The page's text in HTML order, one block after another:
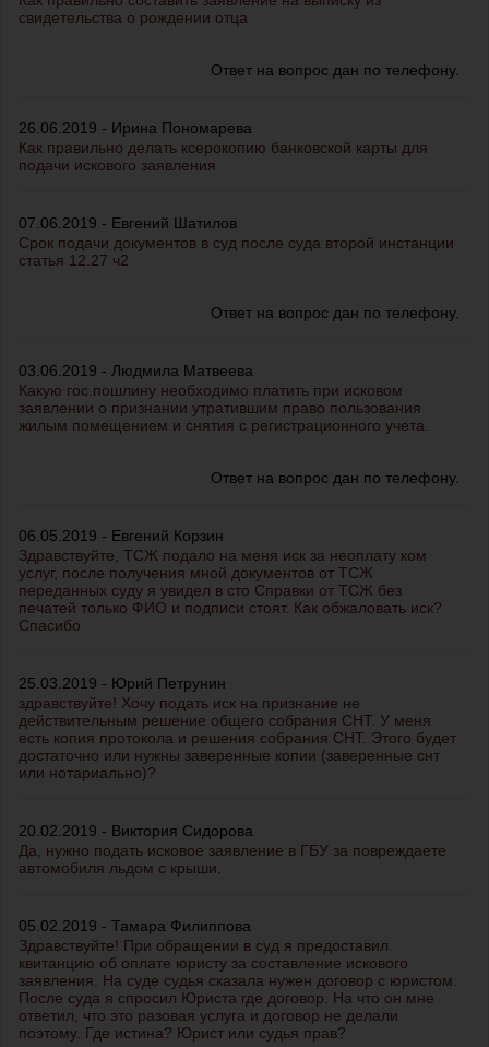
свидетельства о рождении отца
Ответ на вопрос дан по телефону.
26.06.2019 - Ирина Пономарева
Как правильно делать ксерокопию банковской карты для
подачи искового заявления
07.06.2019 - Евгений Шатилов
Срок подачи документов в суд после суда второй инстанции
статья 12.27 ч2
Ответ на вопрос дан по телефону.
03.06.2019 - Людмила Матвеева
Какую гос.пошлину необходимо платить при исковом
заявлении о признании утратившим право пользования
жилым помещением и снятия с регистрационного учета.
Ответ на вопрос дан по телефону.
06.05.2019 - Евгений Корзин
Здравствуйте, ТСЖ подало на меня иск за неоплату ком
услуг, после получения мной документов от ТСЖ
переданных суду я увидел в сто Справки от ТСЖ без
печатей только ФИО и подписи стоят. Как обжаловать иск?
Спасибо
25.03.2019 - Юрий Петрунин
здравствуйте! Хочу подать иск на признание не
действительным решение общего собрания СНТ. У меня
есть копия протокола и решения собрания СНТ. Этого будет
достаточно или нужны заверенные копии (заверенные снт
или нотариально)?
20.02.2019 - Виктория Сидорова
Да, нужно подать исковое заявление в ГБУ за повреждаете
автомобиля льдом с крыши.
05.02.2019 - Тамара Филиппова
Здравствуйте! При обращении в суд я предоставил
квитанцию об оплате юристу за составление искового
заявления. На суде судья сказала нужен договор с юристом.
После суда я спросил Юриста где договор. На что он мне
ответил, что это разовая услуга и договор не делали
поэтому. Где истина? Юрист или судья прав?